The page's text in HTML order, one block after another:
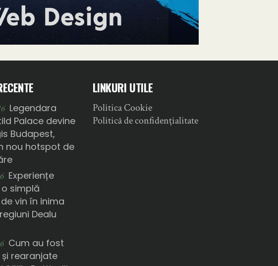
Legendara
Palace devine
Budapest,
nou hotspot de
Experiențe
simplă
vin în inima
Dealu
Cum au fost
rearanjate
LINKURI UTILE
Politica Cookie
Politică de confidențialitate